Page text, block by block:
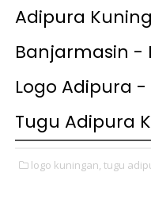
Adipura
Banjarmasin -
Logo Adipura
Tugu Adipura
logo kuningan, tugu